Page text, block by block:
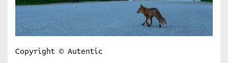
Copyright © Autentic